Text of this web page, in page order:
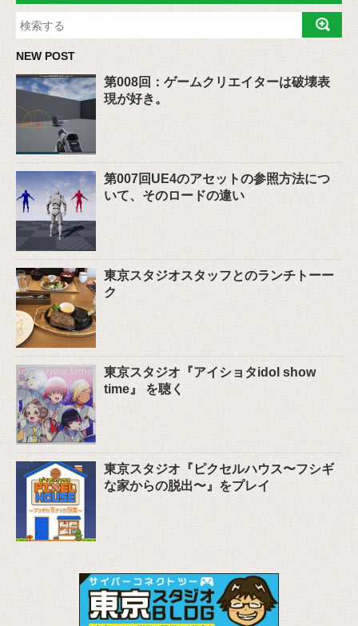
NEW POST
第008回：ゲームクリエイターは破壊表
現が好き。
第007回UE4のアセットの参照方法につ
いて、そのロードの違い
東京スタジオスタッフとのランチトーー
ク
東京スタジオ『アイショタidol show
time』 を聴く
東京スタジオ『ピクセルハウス〜フシギ
な家からの脱出〜』をプレイ